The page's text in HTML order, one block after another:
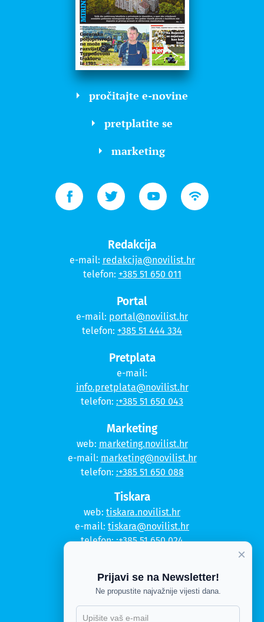
pročitajte e-novine
pretplatite se
marketing
Redakcija
e-mail: redakcija@novilist.hr
telefon: +385 51 650 011
Portal
e-mail: portal@novilist.hr
telefon: +385 51 444 334
Pretplata
e-mail:
info.pretplata@novilist.hr
telefon: :+385 51 650 043
Marketing
web: marketing.novilist.hr
e-mail: marketing@novilist.hr
telefon: :+385 51 650 088
Tiskara
web: tiskara.novilist.hr
e-mail: tiskara@novilist.hr
telefon::+385 51 650 024
Kontakt
Politika privatnosti
×
Prijavi se na Newsletter!
Ne propustite najvažnije vijesti dana.